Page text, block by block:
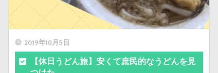
2019年10月5日
【休日うどん旅】安くて庶民的なうどんを見